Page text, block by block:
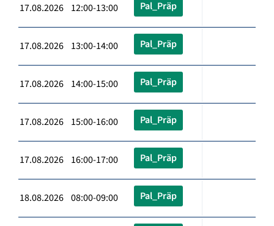
17.08.2026 12:00-13:00 Pal_Präp
17.08.2026 13:00-14:00 Pal_Präp
17.08.2026 14:00-15:00 Pal_Präp
17.08.2026 15:00-16:00 Pal_Präp
17.08.2026 16:00-17:00 Pal_Präp
18.08.2026 08:00-09:00 Pal_Präp